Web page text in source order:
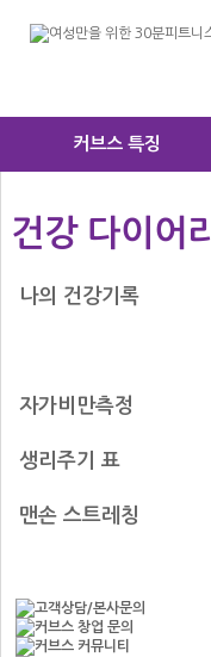
커브스 특징
건강 다이어리
나의 건강기록
자가비만측정
생리주기 표
맨손 스트레칭